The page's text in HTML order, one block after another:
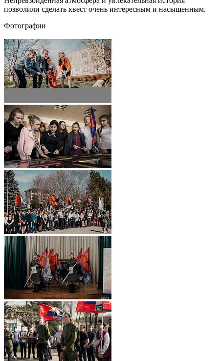
позволили сделать квест очень интересным и насыщенным.
Фотографии